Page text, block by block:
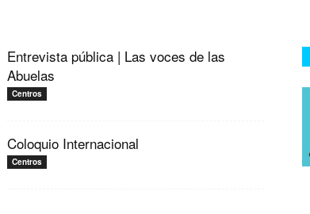
Entrevista pública | Las voces de las
Abuelas
Centros
Coloquio Internacional
Centros